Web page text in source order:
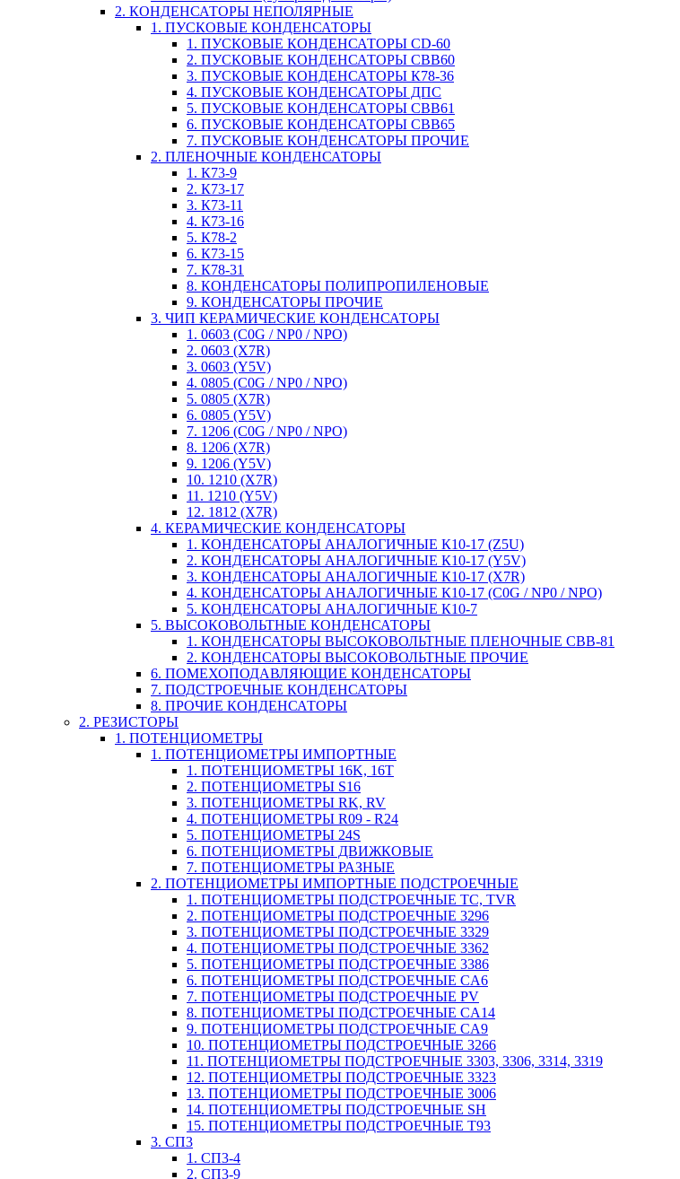
2. КОНДЕНСАТОРЫ НЕПОЛЯРНЫЕ
1. ПУСКОВЫЕ КОНДЕНСАТОРЫ
1. ПУСКОВЫЕ КОНДЕНСАТОРЫ CD-60
2. ПУСКОВЫЕ КОНДЕНСАТОРЫ CBB60
3. ПУСКОВЫЕ КОНДЕНСАТОРЫ К78-36
4. ПУСКОВЫЕ КОНДЕНСАТОРЫ ДПС
5. ПУСКОВЫЕ КОНДЕНСАТОРЫ CBB61
6. ПУСКОВЫЕ КОНДЕНСАТОРЫ CBB65
7. ПУСКОВЫЕ КОНДЕНСАТОРЫ ПРОЧИЕ
2. ПЛЕНОЧНЫЕ КОНДЕНСАТОРЫ
1. К73-9
2. К73-17
3. К73-11
4. К73-16
5. К78-2
6. К73-15
7. К78-31
8. КОНДЕНСАТОРЫ ПОЛИПРОПИЛЕНОВЫЕ
9. КОНДЕНСАТОРЫ ПРОЧИЕ
3. ЧИП КЕРАМИЧЕСКИЕ КОНДЕНСАТОРЫ
1. 0603 (C0G / NP0 / NPO)
2. 0603 (X7R)
3. 0603 (Y5V)
4. 0805 (C0G / NP0 / NPO)
5. 0805 (X7R)
6. 0805 (Y5V)
7. 1206 (C0G / NP0 / NPO)
8. 1206 (X7R)
9. 1206 (Y5V)
10. 1210 (X7R)
11. 1210 (Y5V)
12. 1812 (X7R)
4. КЕРАМИЧЕСКИЕ КОНДЕНСАТОРЫ
1. КОНДЕНСАТОРЫ АНАЛОГИЧНЫЕ К10-17 (Z5U)
2. КОНДЕНСАТОРЫ АНАЛОГИЧНЫЕ К10-17 (Y5V)
3. КОНДЕНСАТОРЫ АНАЛОГИЧНЫЕ К10-17 (X7R)
4. КОНДЕНСАТОРЫ АНАЛОГИЧНЫЕ К10-17 (C0G / NP0 / NPO)
5. КОНДЕНСАТОРЫ АНАЛОГИЧНЫЕ К10-7
5. ВЫСОКОВОЛЬТНЫЕ КОНДЕНСАТОРЫ
1. КОНДЕНСАТОРЫ ВЫСОКОВОЛЬТНЫЕ ПЛЕНОЧНЫЕ CBB-81
2. КОНДЕНСАТОРЫ ВЫСОКОВОЛЬТНЫЕ ПРОЧИЕ
6. ПОМЕХОПОДАВЛЯЮЩИЕ КОНДЕНСАТОРЫ
7. ПОДСТРОЕЧНЫЕ КОНДЕНСАТОРЫ
8. ПРОЧИЕ КОНДЕНСАТОРЫ
2. РЕЗИСТОРЫ
1. ПОТЕНЦИОМЕТРЫ
1. ПОТЕНЦИОМЕТРЫ ИМПОРТНЫЕ
1. ПОТЕНЦИОМЕТРЫ 16K, 16T
2. ПОТЕНЦИОМЕТРЫ S16
3. ПОТЕНЦИОМЕТРЫ RK, RV
4. ПОТЕНЦИОМЕТРЫ R09 - R24
5. ПОТЕНЦИОМЕТРЫ 24S
6. ПОТЕНЦИОМЕТРЫ ДВИЖКОВЫЕ
7. ПОТЕНЦИОМЕТРЫ РАЗНЫЕ
2. ПОТЕНЦИОМЕТРЫ ИМПОРТНЫЕ ПОДСТРОЕЧНЫЕ
1. ПОТЕНЦИОМЕТРЫ ПОДСТРОЕЧНЫЕ TC, TVR
2. ПОТЕНЦИОМЕТРЫ ПОДСТРОЕЧНЫЕ 3296
3. ПОТЕНЦИОМЕТРЫ ПОДСТРОЕЧНЫЕ 3329
4. ПОТЕНЦИОМЕТРЫ ПОДСТРОЕЧНЫЕ 3362
5. ПОТЕНЦИОМЕТРЫ ПОДСТРОЕЧНЫЕ 3386
6. ПОТЕНЦИОМЕТРЫ ПОДСТРОЕЧНЫЕ CA6
7. ПОТЕНЦИОМЕТРЫ ПОДСТРОЕЧНЫЕ PV
8. ПОТЕНЦИОМЕТРЫ ПОДСТРОЕЧНЫЕ CA14
9. ПОТЕНЦИОМЕТРЫ ПОДСТРОЕЧНЫЕ CA9
10. ПОТЕНЦИОМЕТРЫ ПОДСТРОЕЧНЫЕ 3266
11. ПОТЕНЦИОМЕТРЫ ПОДСТРОЕЧНЫЕ 3303, 3306, 3314, 3319
12. ПОТЕНЦИОМЕТРЫ ПОДСТРОЕЧНЫЕ 3323
13. ПОТЕНЦИОМЕТРЫ ПОДСТРОЕЧНЫЕ 3006
14. ПОТЕНЦИОМЕТРЫ ПОДСТРОЕЧНЫЕ SH
15. ПОТЕНЦИОМЕТРЫ ПОДСТРОЕЧНЫЕ Т93
3. СП3
1. СП3-4
2. СП3-9